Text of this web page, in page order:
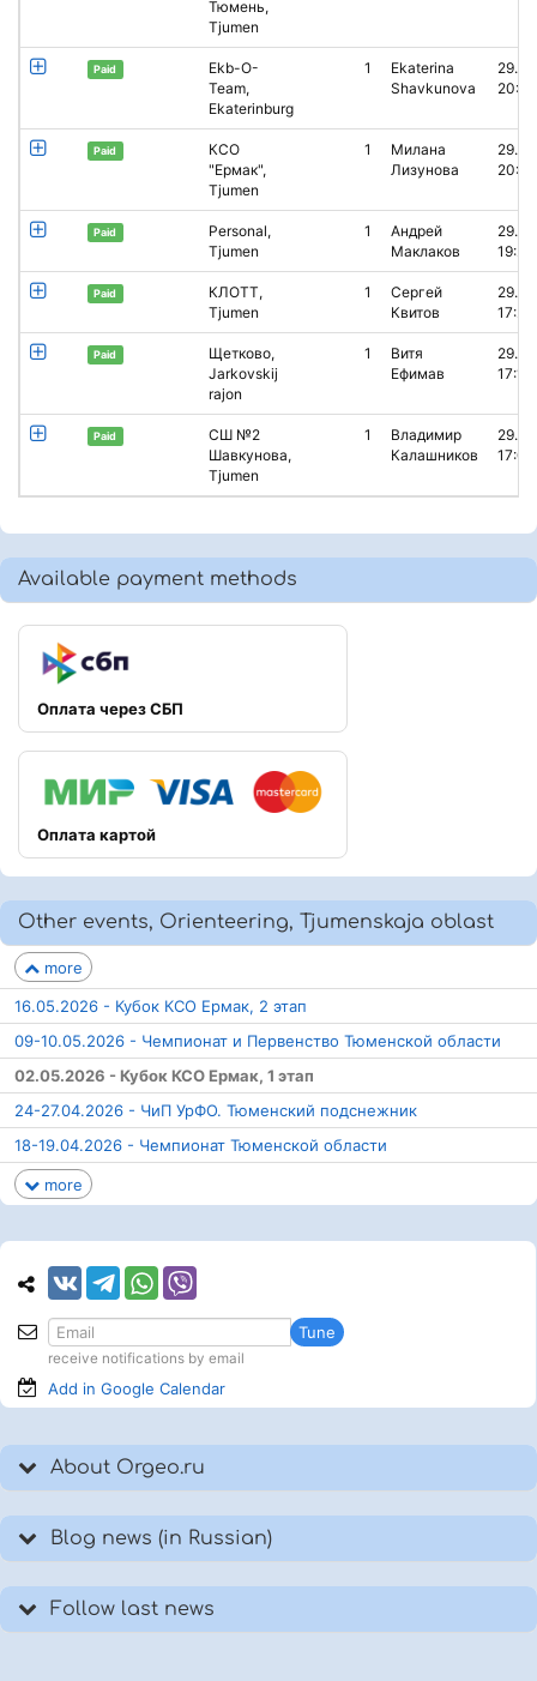
Тюмень,
Tjumen
Paid
Ekb-O-
Team,
Ekaterinburg
1
Ekaterina
Shavkunova
20:25
Paid
КСО
"Ермак",
Tjumen
1
Милана
Лизунова
20:02
Paid
Personal,
Tjumen
1
Андрей
Маклаков
19:28
Paid
КЛОТТ,
Tjumen
1
Сергей
Квитов
17:22
Paid
Щетково,
Jarkovskij
rajon
1
Витя
Ефимав
17:13
Paid
СШ №2
Шавкунова,
Tjumen
1
Владимир
Калашников
17:03
Available payment methods
Оплата через СБП
Оплата картой
Other events, Orienteering, Tjumenskaja oblast
more
16.05.2026 - Кубок КСО Ермак, 2 этап
09-10.05.2026 - Чемпионат и Первенство Тюменской области
02.05.2026 - Кубок КСО Ермак, 1 этап
24-27.04.2026 - ЧиП УрФО. Тюменский подснежник
18-19.04.2026 - Чемпионат Тюменской области
more
Tune
receive notifications by email
Add in Google Calendar
About Orgeo.ru
Blog news (in Russian)
Follow last news